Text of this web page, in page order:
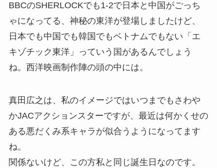
BBCのSHERLOCKでも1-2で日本と中国がごっち
ゃになってる、神秘の東洋が登場しましたけど、
日本でも中国でも韓国でもベトナムでもない「エ
キゾチック東洋」っていう国があるんでしょう
ね。西洋映画制作陣の頭の中には。
真田広之は、私のイメージではいつまでもさわや
かJACアクションスターですが、最近は何かくせの
ある悪だくみ系キャラが似合うようになってます
ね。
関係ないけど、この方私と同じ誕生日なのです。